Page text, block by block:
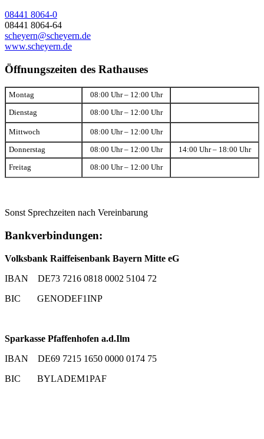
08441 8064-0
08441 8064-64
scheyern@scheyern.de
www.scheyern.de
Öffnungszeiten des Rathauses
Montag 08:00 Uhr – 12:00 Uhr
Dienstag 08:00 Uhr – 12:00 Uhr
Mittwoch 08:00 Uhr – 12:00 Uhr
Donnerstag 08:00 Uhr – 12:00 Uhr 14:00 Uhr – 18:00 Uhr
Freitag 08:00 Uhr – 12:00 Uhr
Sonst Sprechzeiten nach Vereinbarung
Bankverbindungen:
Volksbank Raiffeisenbank Bayern Mitte eG
IBAN DE73 7216 0818 0002 5104 72
BIC GENODEF1INP
Sparkasse Pfaffenhofen a.d.Ilm
IBAN DE69 7215 1650 0000 0174 75
BIC BYLADEM1PAF